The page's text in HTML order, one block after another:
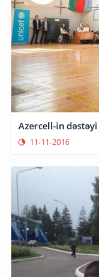
Azercell-in
11-11-2016